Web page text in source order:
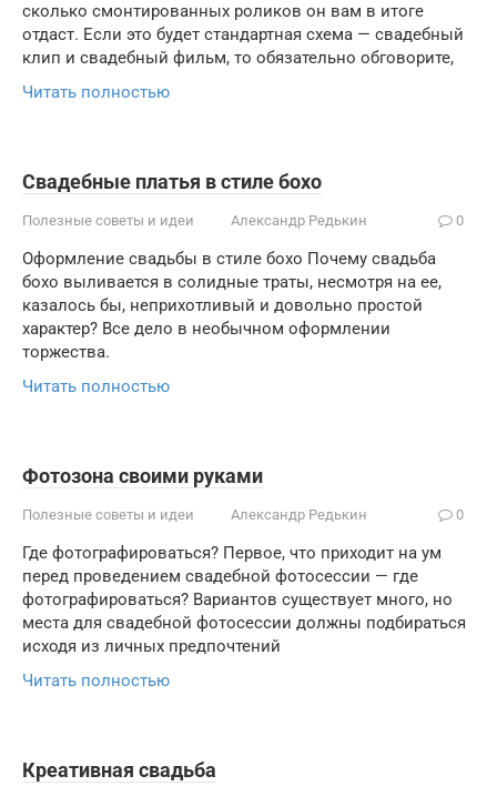
сколько смонтированных роликов он вам в итоге
отдаст. Если это будет стандартная схема — свадебный
клип и свадебный фильм, то обязательно обговорите,
Читать полностью
Свадебные платья в стиле бохо
Полезные советы и идеи Александр Редькин 0
Оформление свадьбы в стиле бохо Почему свадьба
бохо выливается в солидные траты, несмотря на ее,
казалось бы, неприхотливый и довольно простой
характер? Все дело в необычном оформлении
торжества.
Читать полностью
Фотозона своими руками
Полезные советы и идеи Александр Редькин 0
Где фотографироваться? Первое, что приходит на ум
перед проведением свадебной фотосессии — где
фотографироваться? Вариантов существует много, но
места для свадебной фотосессии должны подбираться
исходя из личных предпочтений
Читать полностью
Креативная свадьба